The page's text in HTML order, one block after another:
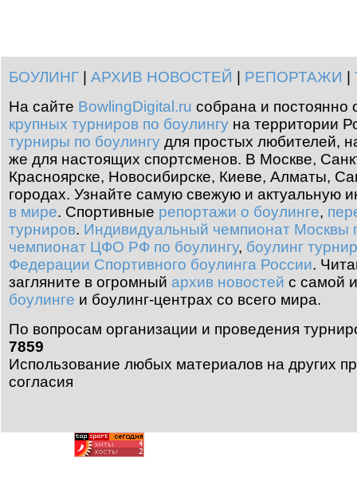
БОУЛИНГ АРХИВ НОВОСТЕЙ РЕПОРТАЖИ
На сайте BowlingDigital.ru собрана и постоянно
крупных турниров по боулингу на территории
турниры по боулингу для простых любителей,
же для настоящих спортсменов. В Москве,
Красноярске, Новосибирске, Киеве, Алматы,
городах. Узнайте самую свежую и
в мире. Спортивные репортажи о боулинге,
турниров. Индивидуальный чемпионат Москвы
чемпионат ЦФО РФ по боулингу, боулинг
Федерации Спортивного боулинга России.
загляните в огромный архив новостей с самой
боулинге и боулинг-центрах со всего мира.
По вопросам организации и проведения
7859
Использование любых материалов на других
согласия